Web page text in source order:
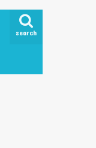
search